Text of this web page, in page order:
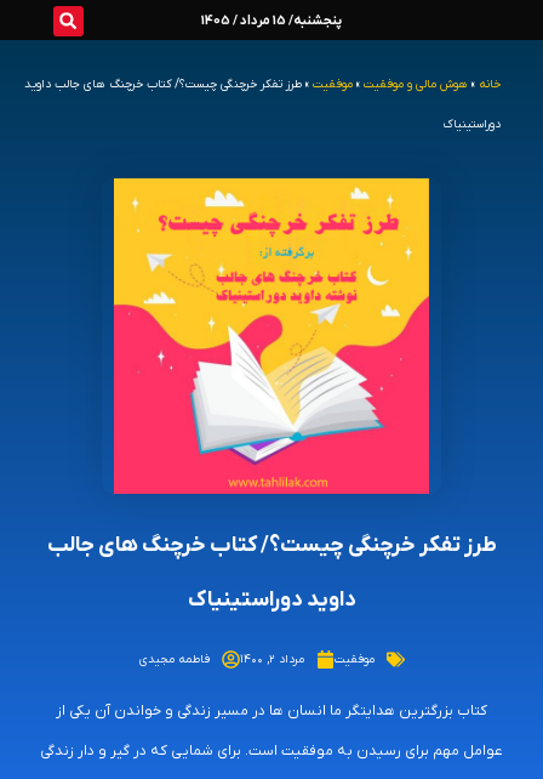
پنجشنبه/ 15 مرداد / 1405
خانه » هوش مالی و موفقیت » موفقیت » طرز تفکر خرچنگی چیست؟/ کتاب خرچنگ های جالب داوید
دوراستینیاک
طرز تفکر خرچنگی چیست؟/ کتاب خرچنگ های جالب
داوید دوراستینیاک
موفقیت مرداد ۲, ۱۴۰۰ فاطمه مجیدی
کتاب بزرگترین هدایتگر ما انسان ها در مسیر زندگی و خواندن آن یکی از
عوامل مهم برای رسیدن به موفقیت است. برای شمایی که در گیر و دار زندگی